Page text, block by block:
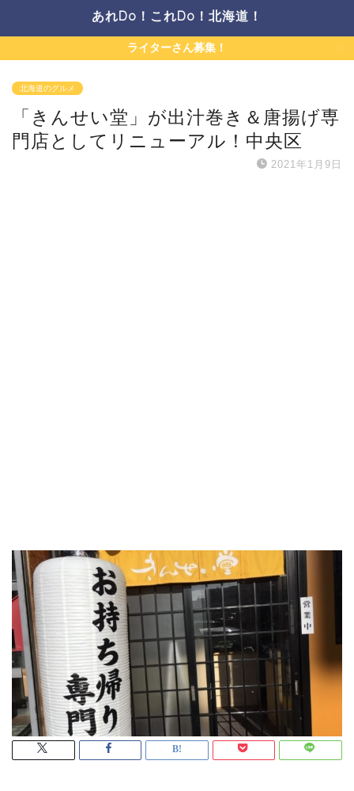
あれDo！これDo！北海道！
ライターさん募集！
北海道のグルメ
「きんせい堂」が出汁巻き＆唐揚げ専
門店としてリニューアル！中央区
2021年1月9日